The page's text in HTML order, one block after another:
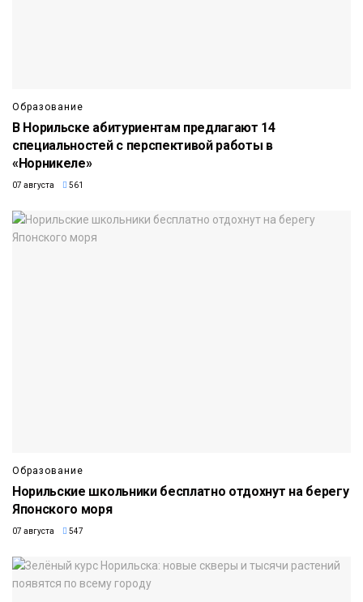
Образование
В Норильске абитуриентам предлагают 14
специальностей с перспективой работы в
«Норникеле»
07 августа 561
Образование
Норильские школьники бесплатно отдохнут на берегу
Японского моря
07 августа 547